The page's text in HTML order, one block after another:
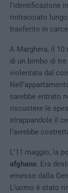
l’identificazione
rintracciato
trasferito in
A Marghera, il 10
di un bimbo di
violentata dal
sarebbe entrato
riscuotere le
strappandole il
l’avrebbe
L’11 maggio, la
afghano. Era
emesso dalla
L’uomo è stato